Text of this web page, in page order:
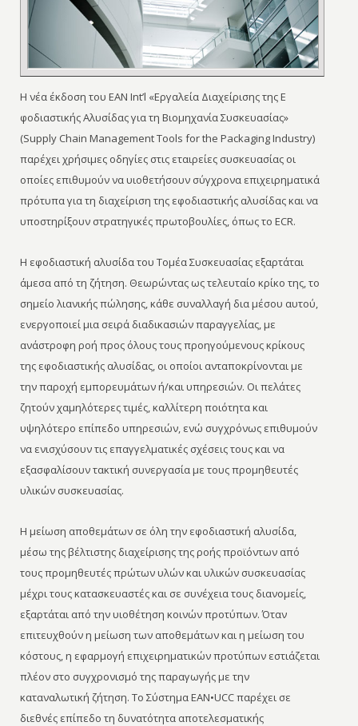
Η νέα έκδοση του ΕΑΝ Int’l «Εργαλεία Διαχείρισης της E
φοδιαστικής Αλυσίδας για τη Βιομηχανία Συσκευασίας»
(Supply Chain Management Tools for the Packaging Industry)
παρέχει χρήσιμες οδηγίες στις εταιρείες συσκευασίας οι
οποίες επιθυμούν να υιοθετήσουν σύγχρονα επιχειρηματικά
πρότυπα για τη διαχείριση της εφοδιαστικής αλυσίδας και να
υποστηρίξουν στρατηγικές πρωτοβουλίες, όπως το ECR.
Η εφοδιαστική αλυσίδα του Τομέα Συσκευασίας εξαρτάται
άμεσα από τη ζήτηση. Θεωρώντας ως τελευταίο κρίκο της, το
σημείο λιανικής πώλησης, κάθε συναλλαγή δια μέσου αυτού,
ενεργοποιεί μια σειρά διαδικασιών παραγγελίας, με
ανάστροφη ροή προς όλους τους προηγούμενους κρίκους
της εφοδιαστικής αλυσίδας, οι οποίοι ανταποκρίνονται με
την παροχή εμπορευμάτων ή/και υπηρεσιών. Οι πελάτες
ζητούν χαμηλότερες τιμές, καλλίτερη ποιότητα και
υψηλότερο επίπεδο υπηρεσιών, ενώ συγχρόνως επιθυμούν
να ενισχύσουν τις επαγγελματικές σχέσεις τους και να
εξασφαλίσουν τακτική συνεργασία με τους προμηθευτές
υλικών συσκευασίας.
Η μείωση αποθεμάτων σε όλη την εφοδιαστική αλυσίδα,
μέσω της βέλτιστης διαχείρισης της ροής προϊόντων από
τους προμηθευτές πρώτων υλών και υλικών συσκευασίας
μέχρι τους κατασκευαστές και σε συνέχεια τους διανομείς,
εξαρτάται από την υιοθέτηση κοινών προτύπων. Όταν
επιτευχθούν η μείωση των αποθεμάτων και η μείωση του
κόστους, η εφαρμογή επιχειρηματικών προτύπων εστιάζεται
πλέον στο συγχρονισμό της παραγωγής με την
καταναλωτική ζήτηση. Το Σύστημα EAN•UCC παρέχει σε
διεθνές επίπεδο τη δυνατότητα αποτελεσματικής